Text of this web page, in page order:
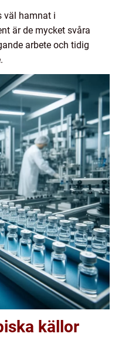
väl hamnat i
är de mycket svåra
arbete och tidig
källor